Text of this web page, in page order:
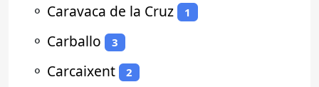
⚬ Caravaca de la Cruz 1
⚬ Carballo 3
⚬ Carcaixent 2